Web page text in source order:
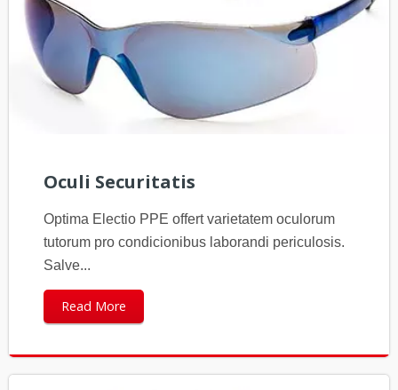
Oculi Securitatis
Optima Electio PPE offert varietatem oculorum
tutorum pro condicionibus laborandi periculosis.
Salve...
Read More